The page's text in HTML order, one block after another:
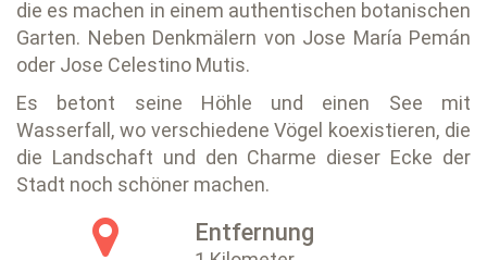
die es machen in einem authentischen botanischen
Garten. Neben Denkmälern von Jose María Pemán
oder Jose Celestino Mutis.
Es betont seine Höhle und einen See mit
Wasserfall, wo verschiedene Vögel koexistieren, die
die Landschaft und den Charme dieser Ecke der
Stadt noch schöner machen.
Entfernung